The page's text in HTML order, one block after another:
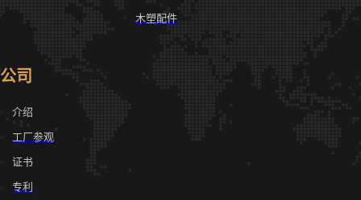
木塑配件
公司
介绍
工厂参观
证书
专利